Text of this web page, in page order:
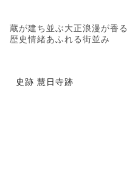
蔵が建ち並ぶ大正浪漫が香る
歴史情緒あふれる街並み
史跡 慧日寺跡